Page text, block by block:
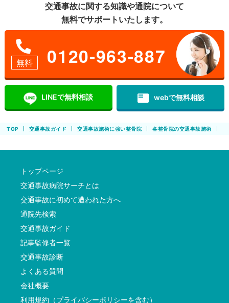
交通事故に関する知識や通院について
無料でサポートいたします。
無料 0120-963-887
LINEで無料相談 featured_play_list webで無料相談
TOP 交通事故ガイド 交通事故施術に強い整骨院 各整骨院の交通事故施術
トップページ
交通事故病院サーチとは
交通事故に初めて遭われた方へ
通院先検索
交通事故ガイド
記事監修者一覧
交通事故診断
よくある質問
会社概要
利用規約（プライバシーポリシーを含む）